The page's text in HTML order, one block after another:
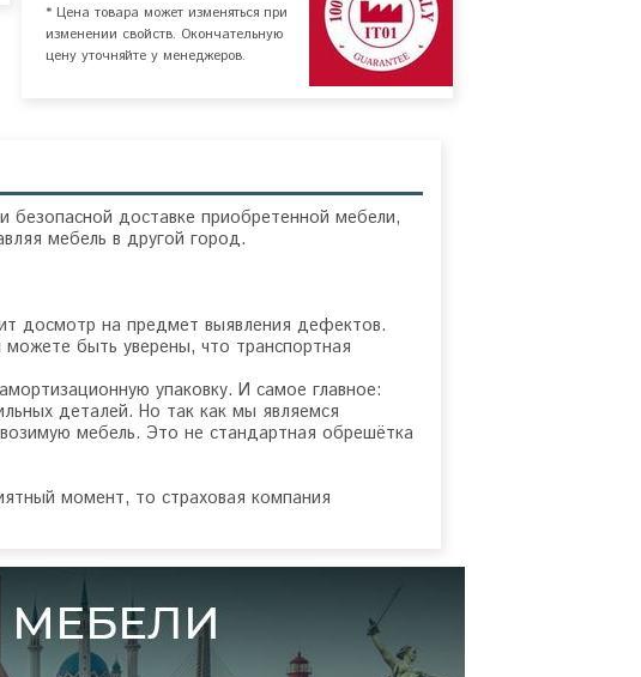
* Цена товара может изменяться при
изменении свойств. Окончательную
цену уточняйте у менеджеров.
доставке приобретенной мебели,
мебель в другой город.
досмотр на предмет выявления дефектов.
быть уверены, что транспортная
упаковку. И самое главное:
деталей. Но так как мы являемся
мебель. Это не стандартная обрешётка
момент, то страховая компания